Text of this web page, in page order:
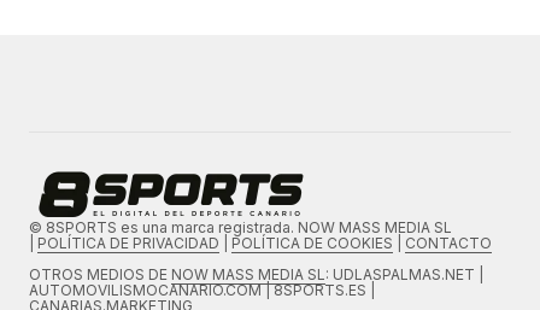
© 8SPORTS es una marca registrada. NOW MASS MEDIA SL
POLÍTICA DE PRIVACIDAD POLÍTICA DE COOKIES
CONTACTO
OTROS MEDIOS DE NOW MASS MEDIA SL: UDLASPALMAS.NET |
AUTOMOVILISMOCANARIO.COM | 8SPORTS.ES |
CANARIAS.MARKETING